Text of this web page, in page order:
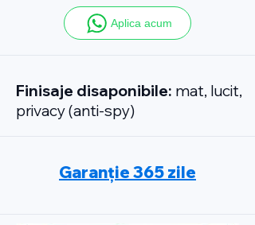
Aplica acum
Finisaje disaponibile: mat, lucit,
privacy (anti-spy)
Garanție 365 zile